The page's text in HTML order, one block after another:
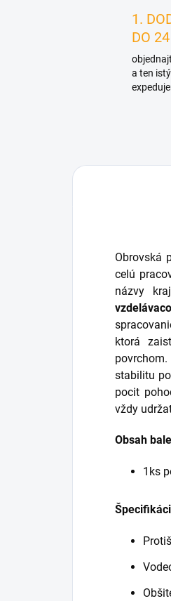
1.
DO
a ten
Obrovská
celú
názvy
ktorá
povrchom.
stabilitu
pocit
vždy
Obsah
1ks